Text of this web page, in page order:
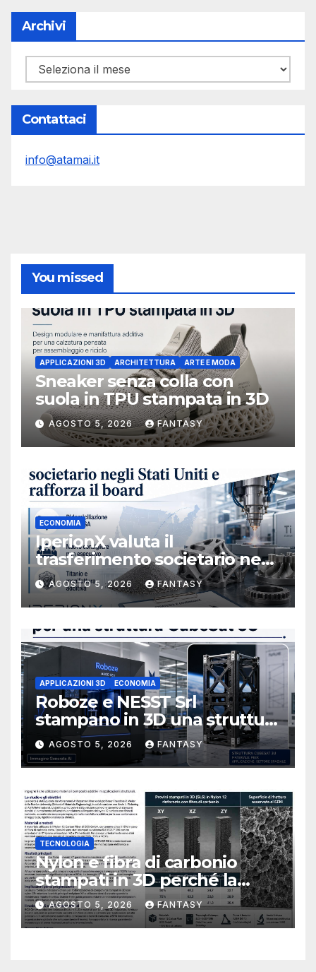
Archivi
Archivi
Contattaci
info@atamai.it
You missed
APPLICAZIONI 3D ARCHITETTURA ARTE E MODA
Sneaker senza colla con
suola in TPU stampata in 3D
AGOSTO 5, 2026 FANTASY
ECONOMIA
IperionX valuta il
trasferimento societario negli
Stati Uniti e rafforza il board,
ha nominato Michael J.
Loparco amministratore
indipendente non esecutivo
AGOSTO 5, 2026 FANTASY
APPLICAZIONI 3D ECONOMIA
Roboze e NESST Srl
stampano in 3D una struttura
CubeSat 3U in Carbon PEEK
AGOSTO 5, 2026 FANTASY
TECNOLOGIA
Nylon e fibra di carbonio
stampati in 3D perché la
resistenza agli urti dipende
dal processo
AGOSTO 5, 2026 FANTASY